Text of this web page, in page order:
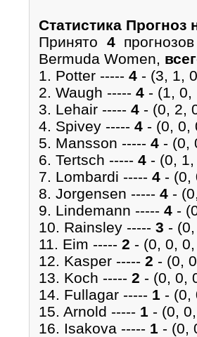
Cтатистика
Принято 4
Bermuda Women,
1. Potter ----- 4 - (3, 1,
2. Waugh ----- 4 - (1, 0,
3. Lehair ----- 4 - (0, 2,
4. Spivey ----- 4 - (0, 0,
5. Mansson ----- 4 - (0,
6. Tertsch ----- 4 - (0,
7. Lombardi ----- 4 - (0,
8. Jorgensen ----- 4 -
9. Lindemann ----- 4 -
10. Rainsley ----- 3 -
11. Eim ----- 2 - (0, 0,
12. Kasper ----- 2 - (0,
13. Koch ----- 2 - (0, 0,
14. Fullagar ----- 1 - (0,
15. Arnold ----- 1 - (0,
16. Isakova ----- 1 - (0,